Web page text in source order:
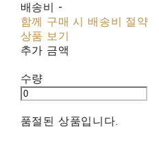
배송비 -
함께 구매 시 배송비 절약
상품 보기
추가 금액
수량
품절된 상품입니다.